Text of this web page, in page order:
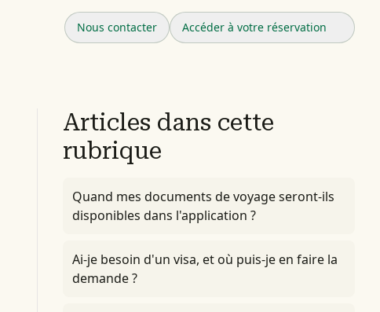
Nous contacter Accéder à votre réservation
Articles dans cette
rubrique
Quand mes documents de voyage seront-ils
disponibles dans l'application ?
Ai-je besoin d'un visa, et où puis-je en faire la
demande ?